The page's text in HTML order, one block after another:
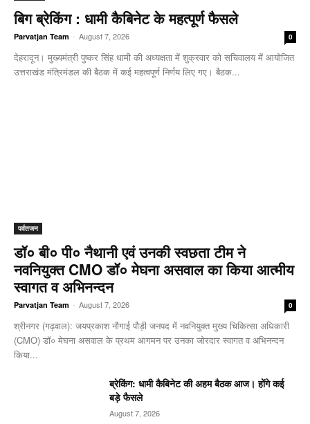
बिग ब्रेकिंग : धामी कैबिनेट के महत्पूर्ण फैसले
Parvatjan Team - August 7, 2026 0
देहरादून। मुख्यमंत्री पुष्कर सिंह धामी की अध्यक्षता में शुक्रवार को सचिवालय में आयोजित
उत्तराखंड मंत्रिमंडल की बैठक में कई महत्वपूर्ण निर्णय लिए गए। बैठक...
पर्वतजन
डॉ० बी० पी० नैथानी एवं उनकी स्वछता टीम ने
नवनियुक्त CMO डॉ० मेघना असवाल का किया आत्मीय
स्वागत व अभिनन्दन
Parvatjan Team - August 7, 2026 0
श्रीनगर (गढ़वाल): जयप्रकाश नौगाई ​पौड़ी जनपद में नवनियुक्त मुख्य चिकित्सा अधिकारी
(CMO) डॉ० मेघना असवाल के प्रथम आगमन पर उनका जोरदार स्वागत व अभिनन्दन
किया...
ब्रेकिंग: धामी कैबिनेट की अहम बैठक आज। होंगे कई
बड़े फैसले
August 7, 2026